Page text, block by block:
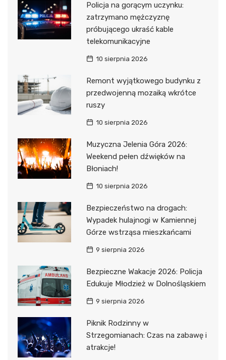
Policja na gorącym uczynku:
zatrzymano mężczyznę
próbującego ukraść kable
telekomunikacyjne
10 sierpnia 2026
Remont wyjątkowego budynku z
przedwojenną mozaiką wkrótce
ruszy
10 sierpnia 2026
Muzyczna Jelenia Góra 2026:
Weekend pełen dźwięków na
Błoniach!
10 sierpnia 2026
Bezpieczeństwo na drogach:
Wypadek hulajnogi w Kamiennej
Górze wstrząsa mieszkańcami
9 sierpnia 2026
Bezpieczne Wakacje 2026: Policja
Edukuje Młodzież w Dolnośląskiem
9 sierpnia 2026
Piknik Rodzinny w
Strzegomianach: Czas na zabawę i
atrakcje!